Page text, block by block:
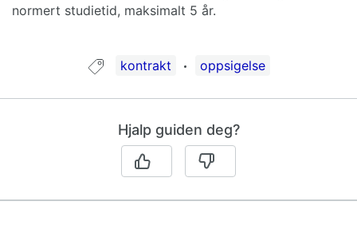
normert studietid, maksimalt 5 år.
Guide tagget med:
kontrakt oppsigelse
Hjalp guiden deg?